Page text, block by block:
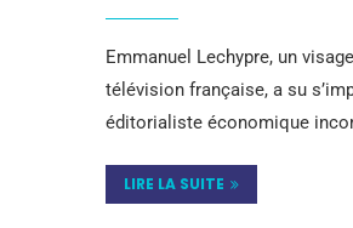
Emmanuel Lechypre, un
télévision française, a su
éditorialiste économique
LIRE LA SUITE